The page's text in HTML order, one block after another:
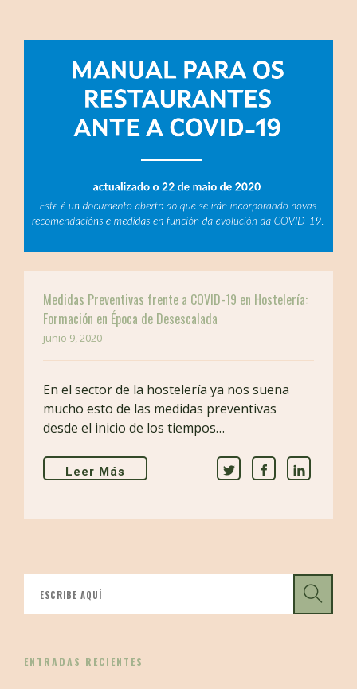
Medidas Preventivas frente a COVID-19 en Hostelería:
Formación en Época de Desescalada
junio 9, 2020
En el sector de la hostelería ya nos suena
mucho esto de las medidas preventivas
desde el inicio de los tiempos…
Leer Más
ENTRADAS RECIENTES